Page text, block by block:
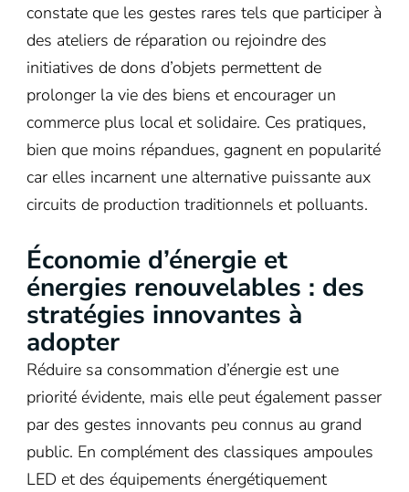
constate que les gestes rares tels que participer à
des ateliers de réparation ou rejoindre des
initiatives de dons d’objets permettent de
prolonger la vie des biens et encourager un
commerce plus local et solidaire. Ces pratiques,
bien que moins répandues, gagnent en popularité
car elles incarnent une alternative puissante aux
circuits de production traditionnels et polluants.
Économie d’énergie et
énergies renouvelables : des
stratégies innovantes à
adopter
Réduire sa consommation d’énergie est une
priorité évidente, mais elle peut également passer
par des gestes innovants peu connus au grand
public. En complément des classiques ampoules
LED et des équipements énergétiquement